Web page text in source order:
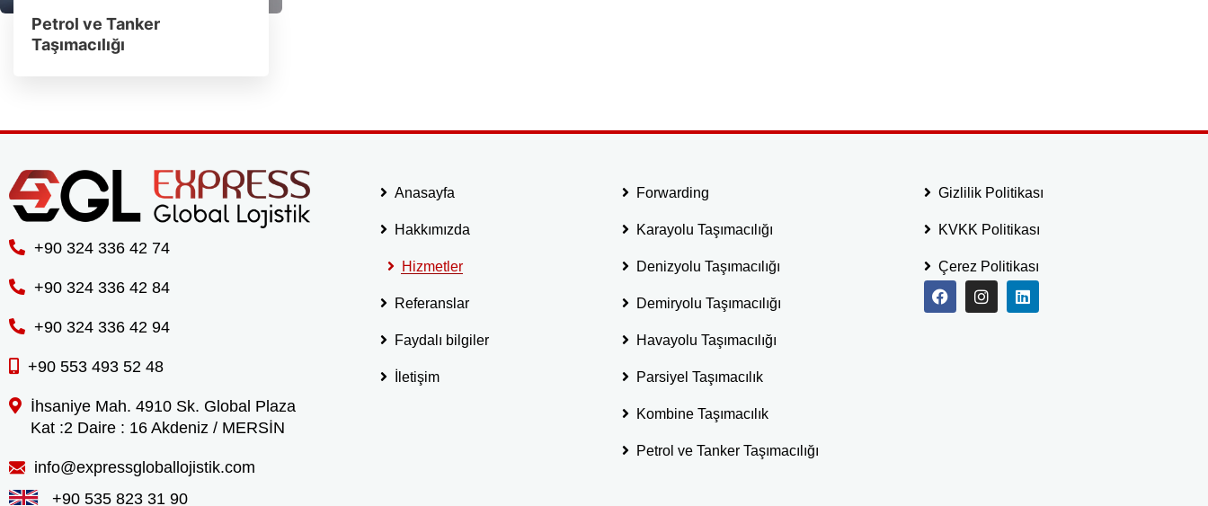
Petrol ve Tanker
Taşımacılığı
+90 324 336 42 74
+90 324 336 42 84
+90 324 336 42 94
+90 553 493 52 48
İhsaniye Mah. 4910 Sk. Global Plaza
Kat :2 Daire : 16 Akdeniz / MERSİN
info@expressgloballojistik.com
+90 535 823 31 90
Anasayfa
Hakkımızda
Hizmetler
Referanslar
Faydalı bilgiler
İletişim
Forwarding
Karayolu Taşımacılığı
Denizyolu Taşımacılığı
Demiryolu Taşımacılığı
Havayolu Taşımacılığı
Parsiyel Taşımacılık
Kombine Taşımacılık
Petrol ve Tanker Taşımacılığı
Gizlilik Politikası
KVKK Politikası
Çerez Politikası